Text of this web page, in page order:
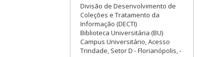
Divisão de Desenvolvimento de
Coleções e Tratamento da
Informação (DECTI)
Biblioteca Universitária (BU)
Campus Universitário, Acesso
Trindade, Setor D - Florianópolis, -